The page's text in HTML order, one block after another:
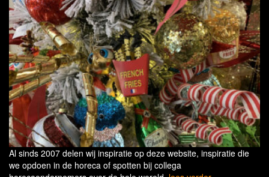
Al sinds 2007 delen wij inspiratie op deze website, inspiratie die
we opdoen in de horeca of spotten bij collega